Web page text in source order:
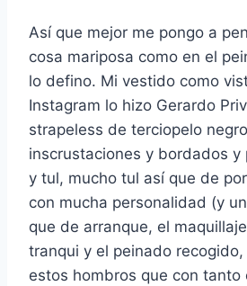
Así que mejor me pongo a
cosa mariposa como en el
lo defino. Mi vestido como
Instagram lo hizo Gerardo
strapeless de terciopelo
inscrustaciones y bordados y
y tul, mucho tul así que de
con mucha personalidad (y
que de arranque, el
tranqui y el peinado
estos hombros que con